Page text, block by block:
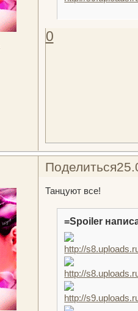
0
Поделиться
Танцуют все!
=Spoiler